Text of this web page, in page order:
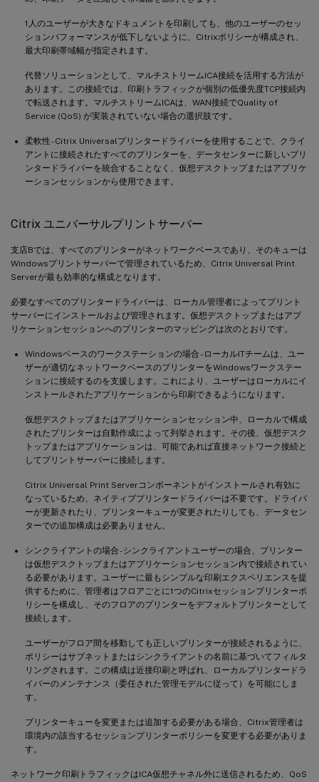
1人のユーザーが大きなドキュメントを印刷しても、他のユーザーのセッ
ションパフォーマンスが低下しないように、Citrixポリシーが構成され、
最大印刷帯域幅が指定されます。
代替ソリューションとして、マルチストリームICA接続を活用する方法が
あります。この接続では、印刷トラフィックが個別の低優先度TCP接続内
で転送されます。マルチストリームICAは、WAN接続でQuality of
Service (QoS) が実装されていない場合の選択肢です。
柔軟性 - Citrix Universalプリンタードライバーを使用することで、クライ
アントに接続されたすべてのプリンターを、データセンターに新しいプリ
ンタードライバーを統合することなく、仮想デスクトップまたはアプリケ
ーションセッションから使用できます。
Citrix ユニバーサルプリントサーバー
支店Bでは、すべてのプリンターがネットワークベースであり、そのキューは
Windowsプリントサーバーで管理されているため、Citrix Universal Print
Serverが最も効率的な構成となります。
必要なすべてのプリンタードライバーは、ローカル管理者によってプリント
サーバーにインストールおよび管理されます。仮想デスクトップまたはアプ
リケーションセッションへのプリンターのマッピングは次のとおりです。
Windowsベースのワークステーションの場合 - ローカルITチームは、ユー
ザーが適切なネットワークベースのプリンターをWindowsワークステー
ションに接続するのを支援します。これにより、ユーザーはローカルにイ
ンストールされたアプリケーションから印刷できるようになります。
仮想デスクトップまたはアプリケーションセッション中、ローカルで構成
されたプリンターは自動作成によって列挙されます。その後、仮想デスク
トップまたはアプリケーションは、可能であれば直接ネットワーク接続と
してプリントサーバーに接続します。
Citrix Universal Print Serverコンポーネントがインストールされ有効に
なっているため、ネイティブプリンタードライバーは不要です。ドライバ
ーが更新されたり、プリンターキューが変更されたりしても、データセン
ターでの追加構成は必要ありません。
シンクライアントの場合 - シンクライアントユーザーの場合、プリンター
は仮想デスクトップまたはアプリケーションセッション内で接続されてい
る必要があります。ユーザーに最もシンプルな印刷エクスペリエンスを提
供するために、管理者はフロアごとに1つのCitrixセッションプリンターポ
リシーを構成し、そのフロアのプリンターをデフォルトプリンターとして
接続します。
ユーザーがフロア間を移動しても正しいプリンターが接続されるように、
ポリシーはサブネットまたはシンクライアントの名前に基づいてフィルタ
リングされます。この構成は近接印刷と呼ばれ、ローカルプリンタードラ
イバーのメンテナンス（委任された管理モデルに従って）を可能にしま
す。
プリンターキューを変更または追加する必要がある場合、Citrix管理者は
環境内の該当するセッションプリンターポリシーを変更する必要がありま
す。
ネットワーク印刷トラフィックはICA仮想チャネル外に送信されるため、QoS